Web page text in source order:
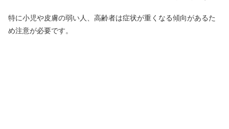
特に小児や皮膚の弱い人、高齢者は症状が重くなる傾向があるた
め注意が必要です。